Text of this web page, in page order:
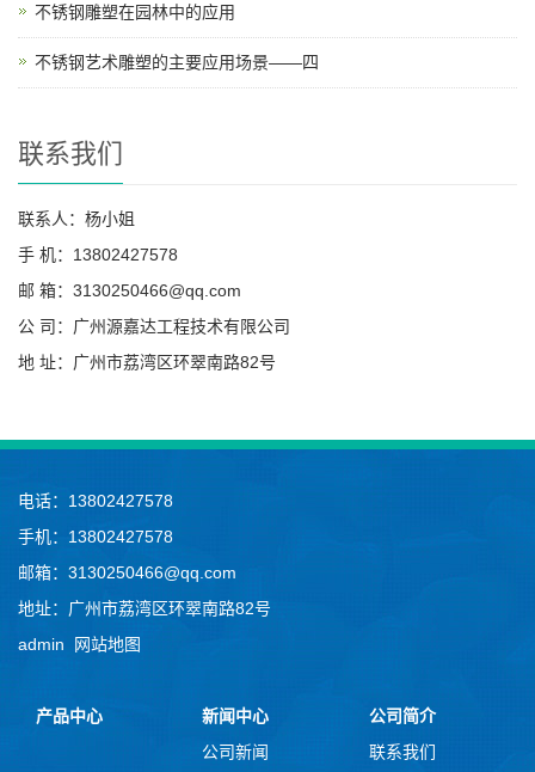
不锈钢雕塑在园林中的应用
不锈钢艺术雕塑的主要应用场景——四
联系我们
联系人：杨小姐
手 机：13802427578
邮 箱：3130250466@qq.com
公 司：广州源嘉达工程技术有限公司
地 址：广州市荔湾区环翠南路82号
电话：13802427578
手机：13802427578
邮箱：3130250466@qq.com
地址：广州市荔湾区环翠南路82号
admin
网站地图
产品中心
新闻中心
公司新闻
公司简介
联系我们